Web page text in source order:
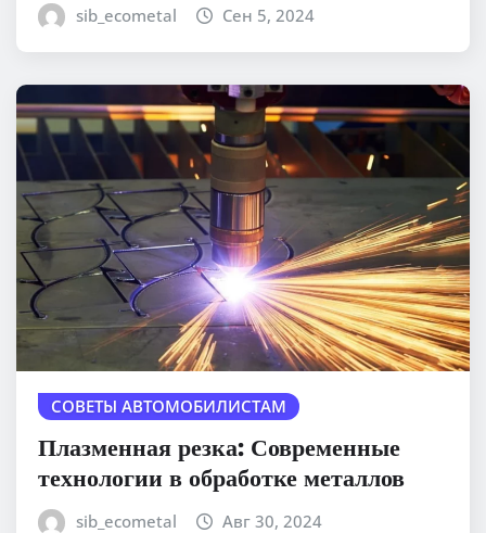
sib_ecometal Сен 5, 2024
СОВЕТЫ АВТОМОБИЛИСТАМ
Плазменная резка: Современные
технологии в обработке металлов
sib_ecometal Авг 30, 2024